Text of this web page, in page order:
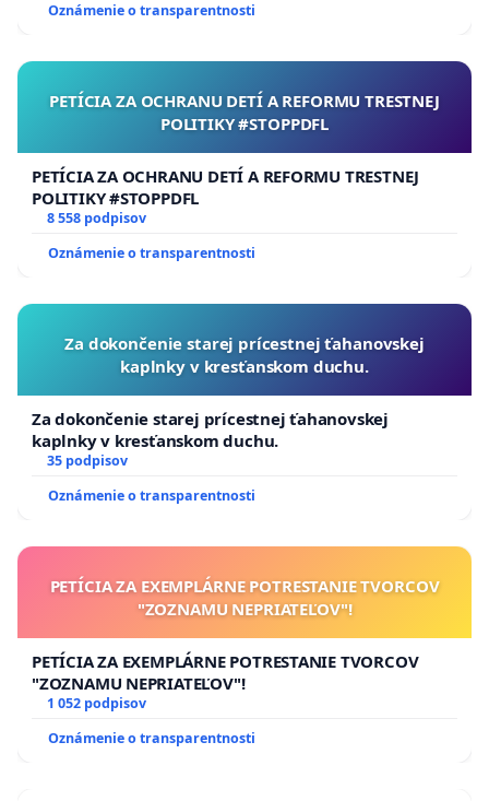
Oznámenie o transparentnosti
PETÍCIA ZA OCHRANU DETÍ A REFORMU TRESTNEJ
POLITIKY #STOPPDFL
PETÍCIA ZA OCHRANU DETÍ A REFORMU TRESTNEJ
POLITIKY #STOPPDFL
8 558 podpisov
Oznámenie o transparentnosti
Za dokončenie starej prícestnej ťahanovskej
kaplnky v kresťanskom duchu.
Za dokončenie starej prícestnej ťahanovskej
kaplnky v kresťanskom duchu.
35 podpisov
Oznámenie o transparentnosti
PETÍCIA ZA EXEMPLÁRNE POTRESTANIE TVORCOV
"ZOZNAMU NEPRIATEĽOV"!
PETÍCIA ZA EXEMPLÁRNE POTRESTANIE TVORCOV
"ZOZNAMU NEPRIATEĽOV"!
1 052 podpisov
Oznámenie o transparentnosti